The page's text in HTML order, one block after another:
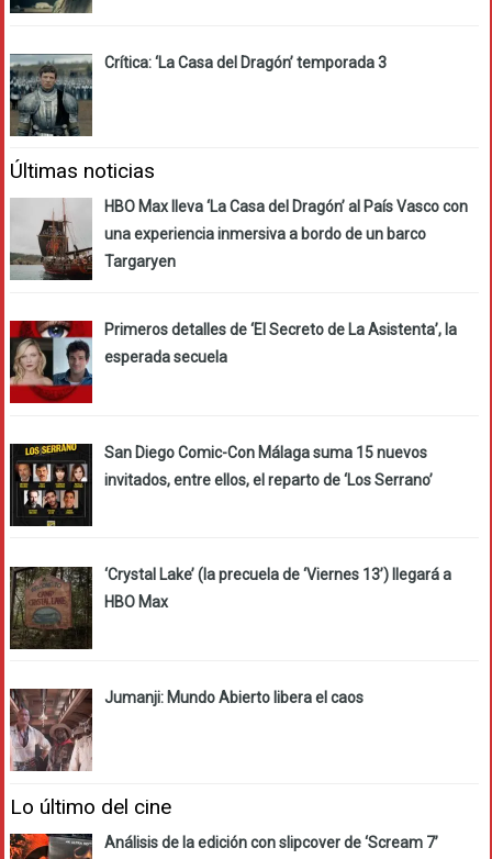
Crítica: ‘La Casa del Dragón’ temporada 3
Últimas noticias
HBO Max lleva ‘La Casa del Dragón’ al País Vasco con
una experiencia inmersiva a bordo de un barco
Targaryen
Primeros detalles de ‘El Secreto de La Asistenta’, la
esperada secuela
San Diego Comic-Con Málaga suma 15 nuevos
invitados, entre ellos, el reparto de ‘Los Serrano’
‘Crystal Lake’ (la precuela de ‘Viernes 13’) llegará a
HBO Max
Jumanji: Mundo Abierto libera el caos
Lo último del cine
Análisis de la edición con slipcover de ‘Scream 7’